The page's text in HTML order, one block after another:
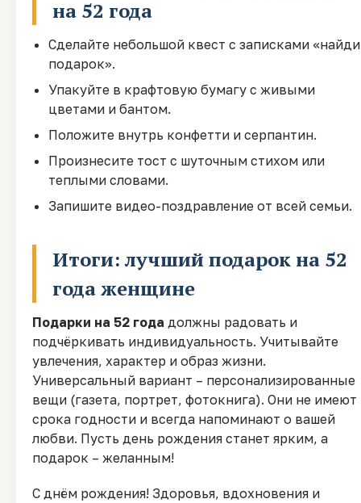
на 52 года
Сделайте небольшой квест с записками «найди
подарок».
Упакуйте в крафтовую бумагу с живыми
цветами и бантом.
Положите внутрь конфетти и серпантин.
Произнесите тост с шуточным стихом или
теплыми словами.
Запишите видео-поздравление от всей семьи.
Итоги: лучший подарок на 52
года женщине
Подарки на 52 года должны радовать и
подчёркивать индивидуальность. Учитывайте
увлечения, характер и образ жизни.
Универсальный вариант – персонализированные
вещи (газета, портрет, фотокнига). Они не имеют
срока годности и всегда напоминают о вашей
любви. Пусть день рождения станет ярким, а
подарок – желанным!
С днём рождения! Здоровья, вдохновения и